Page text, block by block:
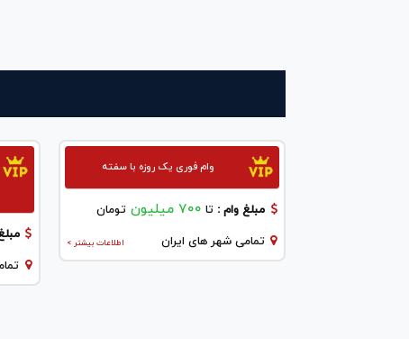
وام فوری یک روزه با سفته
مبلغ وام : تا 700 میلیون تومان
اطلاعات بیشتر > تمامی شهر های ایران